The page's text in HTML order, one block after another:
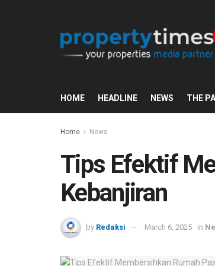
HOME HEADLINE NEWS THE
Home News
Tips Efektif
Kebanjiran
by Redaksi March 6, 2025 in